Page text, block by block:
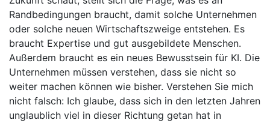
Randbedingungen braucht, damit solche Unternehmen
oder solche neuen Wirtschaftszweige entstehen. Es
braucht Expertise und gut ausgebildete Menschen.
Außerdem braucht es ein neues Bewusstsein für KI. Die
Unternehmen müssen verstehen, dass sie nicht so
weiter machen können wie bisher. Verstehen Sie mich
nicht falsch: Ich glaube, dass sich in den letzten Jahren
unglaublich viel in dieser Richtung getan hat in